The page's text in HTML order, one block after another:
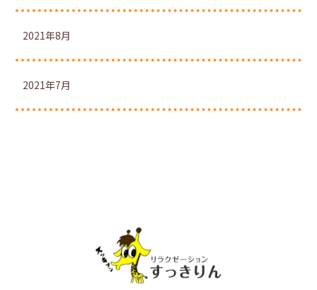
2021年8月
2021年7月